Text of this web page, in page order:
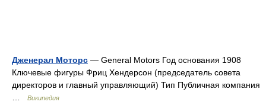
Дженерал Моторс — General Motors Год основания 1908
Ключевые фигуры Фриц Хендерсон (председатель совета
директоров и главный управляющий) Тип Публичная компания
Википедия